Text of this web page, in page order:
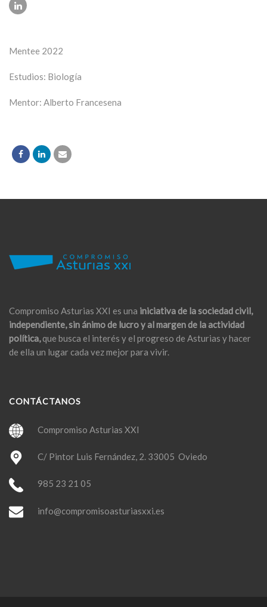
Mentee 2022
Estudios: Biología
Mentor: Alberto Francesena
Compromiso Asturias XXI es una iniciativa de la sociedad civil,
independiente, sin ánimo de lucro y al margen de la actividad
política,que busca el interés y el progreso de Asturias y hacer
de ella un lugar cada vez mejor para vivir.
CONTÁCTANOS
Compromiso Asturias XXI
C/ Pintor Luis Fernández, 2. 33005 Oviedo
985 23 21 05
info@compromisoasturiasxxi.es